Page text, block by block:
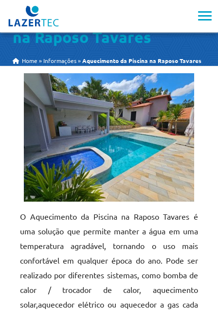
Aquecimento da Piscina
na Raposo Tavares
Home » Informações »Aquecimento da Piscina na Raposo Tavares
O Aquecimento da Piscina na Raposo Tavares é
uma solução que permite manter a água em uma
temperatura agradável, tornando o uso mais
confortável em qualquer época do ano. Pode ser
realizado por diferentes sistemas, como bomba de
calor / trocador de calor, aquecimento
solar,aquecedor elétrico ou aquecedor a gas cada